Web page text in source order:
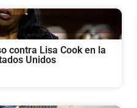
contra Lisa Cook en la
Unidos